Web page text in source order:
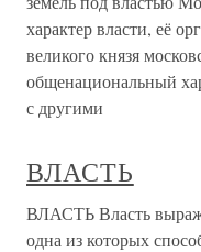
характер власти, её
великого князя
общенациональный
с другими
ВЛАСТЬ
ВЛАСТЬ Власть
одна из которых